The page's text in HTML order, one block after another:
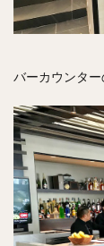
バーカウンター